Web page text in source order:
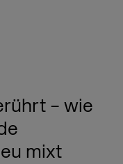
– wie
mixt